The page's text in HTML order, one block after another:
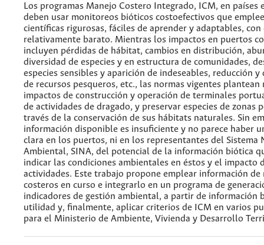
Los programas Manejo Costero Integrado, ICM, en países
deben usar monitoreos bióticos costoefectivos que
científicas rigurosas, fáciles de aprender y adaptables, con
relativamente barato. Mientras los impactos en puertos
incluyen pérdidas de hábitat, cambios en distribución,
diversidad de especies y en estructura de comunidades,
especies sensibles y aparición de indeseables, reducción
de recursos pesqueros, etc., las normas vigentes plantean
impactos de construcción y operación de terminales
de actividades de dragado, y preservar especies de zonas
través de la conservación de sus hábitats naturales. Sin
información disponible es insuficiente y no parece haber
clara en los puertos, ni en los representantes del Sistema
Ambiental, SINA, del potencial de la información biótica
indicar las condiciones ambientales en éstos y el impacto
actividades. Este trabajo propone emplear información
costeros en curso e integrarlo en un programa de
indicadores de gestión ambiental, a partir de información
utilidad y, finalmente, aplicar criterios de ICM en varios
para el Ministerio de Ambiente, Vivienda y Desarrollo